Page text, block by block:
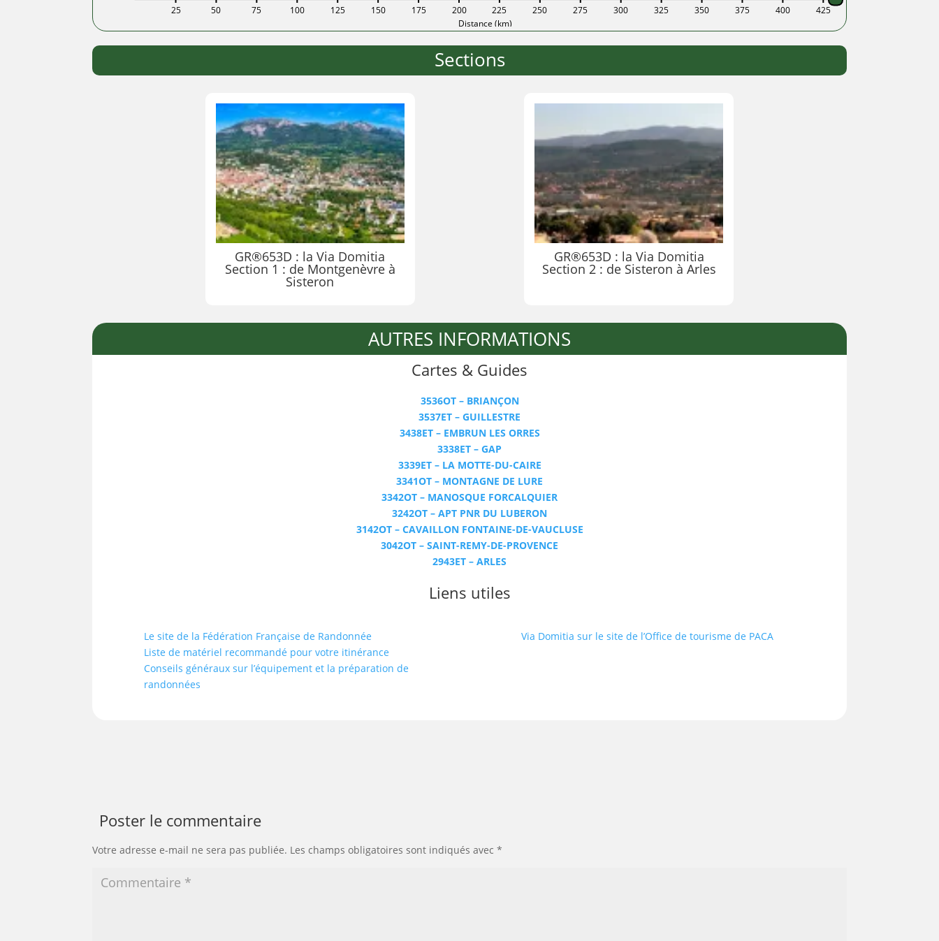
Distance (km)
25 50 75 100 125 150 175 200 225 250 275 300 325 350 375 400 425
Sections
GR®653D : la Via Domitia
Section 1 : de Montgenèvre à
Sisteron
GR®653D : la Via Domitia
Section 2 : de Sisteron à Arles
AUTRES INFORMATIONS
Cartes & Guides
3536OT – BRIANÇON
3537ET – GUILLESTRE
3438ET – EMBRUN LES ORRES
3338ET – GAP
3339ET – LA MOTTE-DU-CAIRE
3341OT – MONTAGNE DE LURE
3342OT – MANOSQUE FORCALQUIER
3242OT – APT PNR DU LUBERON
3142OT – CAVAILLON FONTAINE-DE-VAUCLUSE
3042OT – SAINT-REMY-DE-PROVENCE
2943ET – ARLES
Liens utiles
Le site de la Fédération Française de Randonnée
Liste de matériel recommandé pour votre itinérance
Conseils généraux sur l’équipement et la préparation de
randonnées
Via Domitia sur le site de l’Office de tourisme de PACA
Poster le commentaire
Votre adresse e-mail ne sera pas publiée. Les champs obligatoires sont indiqués avec *